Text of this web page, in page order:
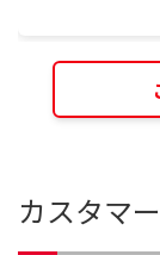
カスタマ